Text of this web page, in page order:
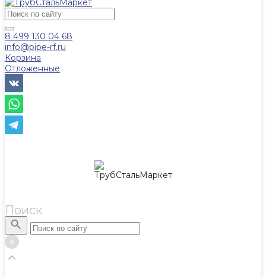
8 499 130 04 68
info@pipe-rf.ru
Корзина
Отложенные
Поиск